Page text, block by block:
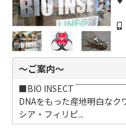
～ご案内～
■BIO INSECT ￣￣￣￣￣
DNAをもった産地明白なク
シア・フィリピ...